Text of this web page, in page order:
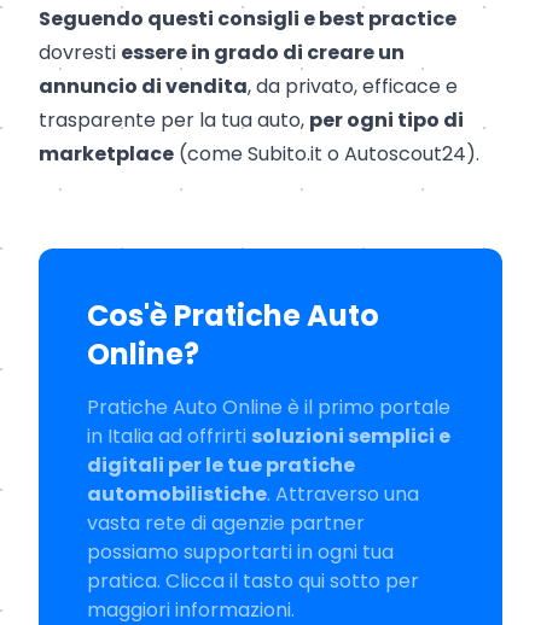
Seguendo questi consigli e best practice
dovresti essere in grado di creare un
annuncio di vendita, da privato, efficace e
trasparente per la tua auto, per ogni tipo di
marketplace (come Subito.it o Autoscout24).
Cos'è Pratiche Auto
Online?
Pratiche Auto Online è il primo portale
in Italia ad offrirti soluzioni semplici e
digitali per le tue pratiche
automobilistiche. Attraverso una
vasta rete di agenzie partner
possiamo supportarti in ogni tua
pratica. Clicca il tasto qui sotto per
maggiori informazioni.